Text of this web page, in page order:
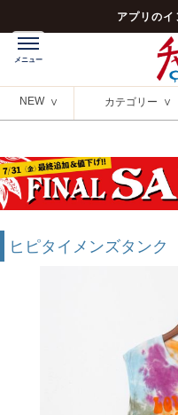
アプリの
NEW カテゴリー
ヒピタイメンズタンク